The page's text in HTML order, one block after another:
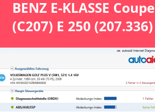
BENZ E-KLASSE Coupe
(C207) E 250 (207.336)